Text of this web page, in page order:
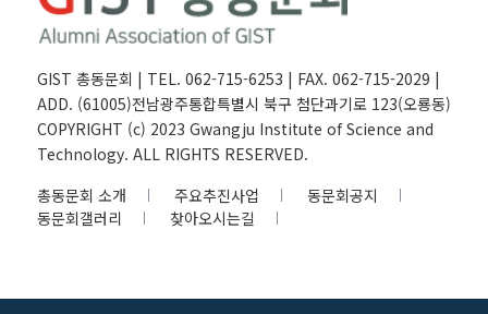
GIST 총동문회 | TEL. 062-715-6253 | FAX. 062-715-2029 |
ADD. (61005)전남광주통합특별시 북구 첨단과기로 123(오룡동)
COPYRIGHT (c) 2023 Gwangju Institute of Science and
Technology. ALL RIGHTS RESERVED.
총동문회 소개
주요추진사업
동문회공지
동문회갤러리
찾아오시는길